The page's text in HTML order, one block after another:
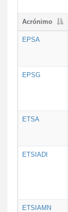
Acrónimo
EPSA
EPSG
ETSA
ETSIADI
ETSIAMN